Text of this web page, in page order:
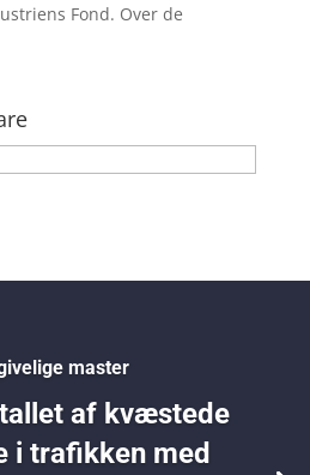
Fond. Over de
master
af kvæstede
i trafikken med